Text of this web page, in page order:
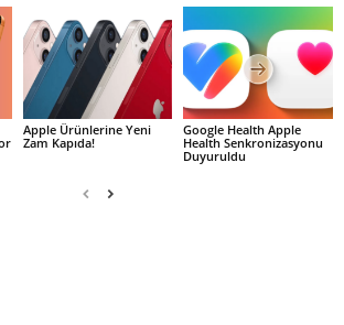
Apple Ürünlerine Yeni
Zam Kapıda!
Google Health Apple
Health Senkronizasyonu
Duyuruldu